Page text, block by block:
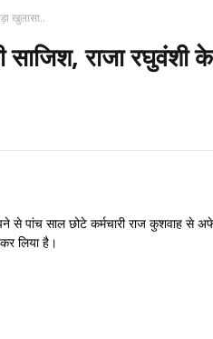
खुलासा..
साजिश, राजा रघुवंशी
पांच साल छोटे कर्मचारी राज कुशवाह से
लिया है।